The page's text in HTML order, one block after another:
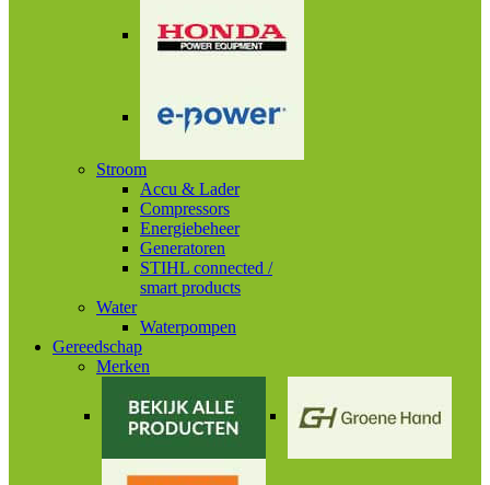
Stroom
Accu & Lader
Compressors
Energiebeheer
Generatoren
STIHL connected /
smart products
Water
Waterpompen
Gereedschap
Merken